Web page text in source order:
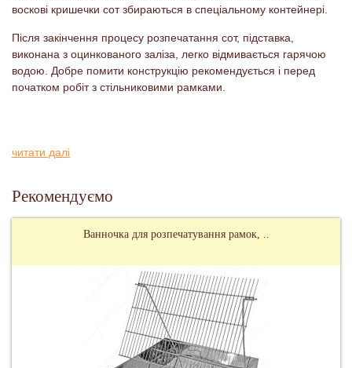
воскові кришечки сот збираються в спеціальному контейнері.
Після закінчення процесу розпечатання сот, підставка,
виконана з оцинкованого заліза, легко відмивається гарячою
водою. Добре помити конструкцію рекомендується і перед
початком робіт з стільниковими рамками.
читати далі
Рекомендуємо
Ванночка для розпечатування рамок, ..